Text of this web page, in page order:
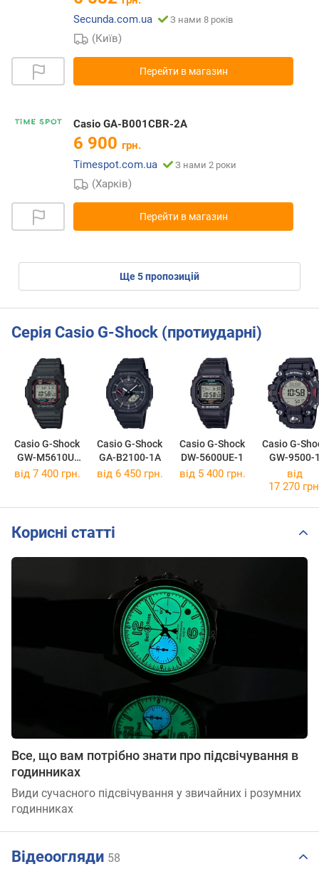
Secunda.com.ua
З нами 8 років
(Київ)
Перейти в магазин
Casio GA-B001CBR-2A
6 900 грн.
Timespot.com.ua
З нами 2 роки
(Харків)
Перейти в магазин
ще5пропозицій
Серія Casio G-Shock (протиударні)
Casio G-Shock
GW-M5610U-
1E
Casio G-Shock
GA-B2100-1A
Casio G-Shock
DW-5600UE-1
Casio G-
GW-9500-
від 7 400 грн. від 6 450 грн. від 5 400 грн.
від
17 270
Корисні статті
Все, що вам потрібно знати про підсвічування в
годинниках
Види сучасного підсвічування у звичайних і розумних
годинниках
Відеоогляди 58